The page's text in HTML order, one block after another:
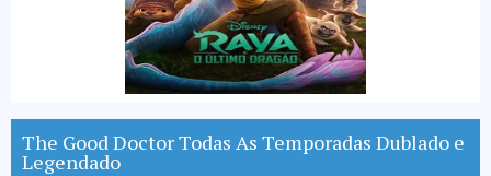
The Good Doctor Todas As Temporadas Dublado e
Legendado